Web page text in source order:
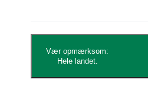
Vær opmærksom:
Hele landet.